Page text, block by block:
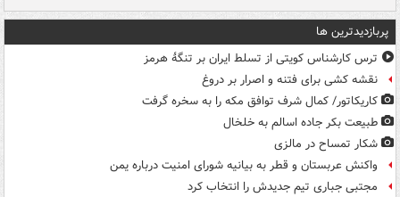
پربازدیدترین ها
ترس کارشناس کویتی از تسلط ایران بر تنگۀ هرمز
نقشه کشی برای فتنه و اصرار بر دروغ
کاریکاتور/ کمال شرف توافق مکه را به سخره گرفت
طبیعت بکر جاده اسالم به خلخال
شکار تمساح در مالزی
واکنش عربستان و قطر به بیانیه شورای امنیت درباره یمن
مجتبی جباری تیم جدیدش را انتخاب کرد